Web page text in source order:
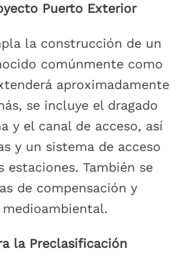
Puerto Exterior
la construcción de un
comúnmente como
aproximadamente
se incluye el dragado
y el canal de acceso, así
y un sistema de acceso
estaciones. También se
de compensación y
la Preclasificación